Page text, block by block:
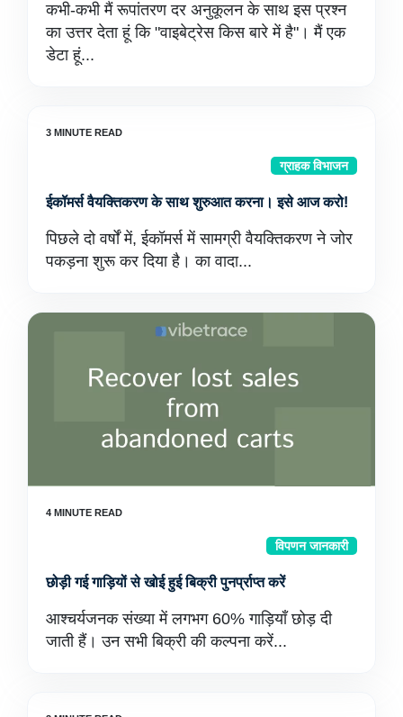
कभी-कभी मैं रूपांतरण दर अनुकूलन के साथ इस प्रश्न
का उत्तर देता हूं कि "वाइबेट्रेस किस बारे में है"। मैं एक
डेटा हूं...
ग्राहक विभाजन
ईकॉमर्स वैयक्तिकरण के साथ शुरुआत करना। इसे आज करो!
पिछले दो वर्षों में, ईकॉमर्स में सामग्री वैयक्तिकरण ने जोर
पकड़ना शुरू कर दिया है। का वादा...
विपणन जानकारी
छोड़ी गई गाड़ियों से खोई हुई बिक्री पुनर्प्राप्त करें
आश्चर्यजनक संख्या में लगभग 60% गाड़ियाँ छोड़ दी
जाती हैं। उन सभी बिक्री की कल्पना करें...